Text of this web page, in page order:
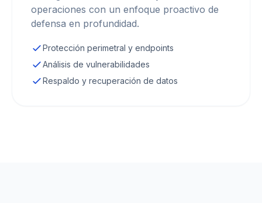
operaciones con un enfoque proactivo de
defensa en profundidad.
Protección perimetral y endpoints
Análisis de vulnerabilidades
Respaldo y recuperación de datos